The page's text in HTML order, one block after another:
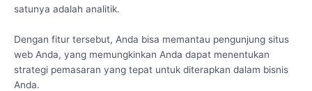
satunya adalah analitik.
Dengan fitur tersebut, Anda bisa memantau pengunjung situs
web Anda, yang memungkinkan Anda dapat menentukan
strategi pemasaran yang tepat untuk diterapkan dalam bisnis
Anda.